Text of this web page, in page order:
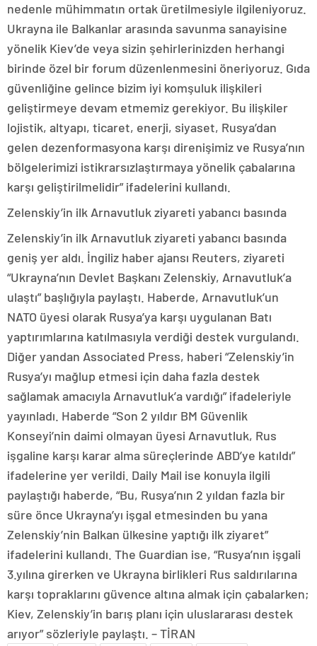
nedenle mühimmatın ortak üretilmesiyle ilgileniyoruz.
Ukrayna ile Balkanlar arasında savunma sanayisine
yönelik Kiev’de veya sizin şehirlerinizden herhangi
birinde özel bir forum düzenlenmesini öneriyoruz. Gıda
güvenliğine gelince bizim iyi komşuluk ilişkileri
geliştirmeye devam etmemiz gerekiyor. Bu ilişkiler
lojistik, altyapı, ticaret, enerji, siyaset, Rusya’dan
gelen dezenformasyona karşı direnişimiz ve Rusya’nın
bölgelerimizi istikrarsızlaştırmaya yönelik çabalarına
karşı geliştirilmelidir” ifadelerini kullandı.
Zelenskiy’in ilk Arnavutluk ziyareti yabancı basında
Zelenskiy’in ilk Arnavutluk ziyareti yabancı basında
geniş yer aldı. İngiliz haber ajansı Reuters, ziyareti
“Ukrayna’nın Devlet Başkanı Zelenskiy, Arnavutluk’a
ulaştı” başlığıyla paylaştı. Haberde, Arnavutluk’un
NATO üyesi olarak Rusya’ya karşı uygulanan Batı
yaptırımlarına katılmasıyla verdiği destek vurgulandı.
Diğer yandan Associated Press, haberi “Zelenskiy’in
Rusya’yı mağlup etmesi için daha fazla destek
sağlamak amacıyla Arnavutluk’a vardığı” ifadeleriyle
yayınladı. Haberde “Son 2 yıldır BM Güvenlik
Konseyi’nin daimi olmayan üyesi Arnavutluk, Rus
işgaline karşı karar alma süreçlerinde ABD’ye katıldı”
ifadelerine yer verildi. Daily Mail ise konuyla ilgili
paylaştığı haberde, “Bu, Rusya’nın 2 yıldan fazla bir
süre önce Ukrayna’yı işgal etmesinden bu yana
Zelenskiy’nin Balkan ülkesine yaptığı ilk ziyaret”
ifadelerini kullandı. The Guardian ise, “Rusya’nın işgali
3.yılına girerken ve Ukrayna birlikleri Rus saldırılarına
karşı topraklarını güvence altına almak için çabalarken;
Kiev, Zelenskiy’in barış planı için uluslararası destek
arıyor” sözleriyle paylaştı. – TİRAN